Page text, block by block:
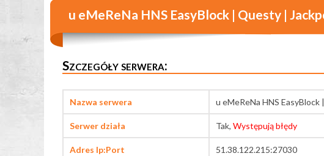
u eMeReNa HNS EasyBlock | Questy |
Szczegóły serwera:
Nazwa serwera u eMeReNa HNS
Serwer działa Tak, Występują błędy
Adres Ip:Port 51.38.122.215:27030